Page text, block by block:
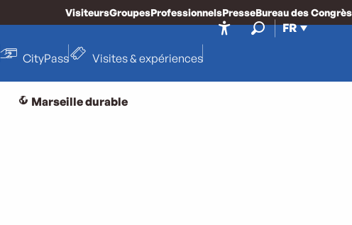
FR
VisiteursGroupesProfessionnelsPresseBureau des Congrès
CityPass Visites & expériences
Marseille durable